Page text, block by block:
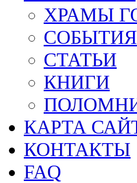
ХРАМЫ
СОБЫТИЯ
СТАТЬИ
КНИГИ
КАРТА
КОНТАКТЫ
FAQ